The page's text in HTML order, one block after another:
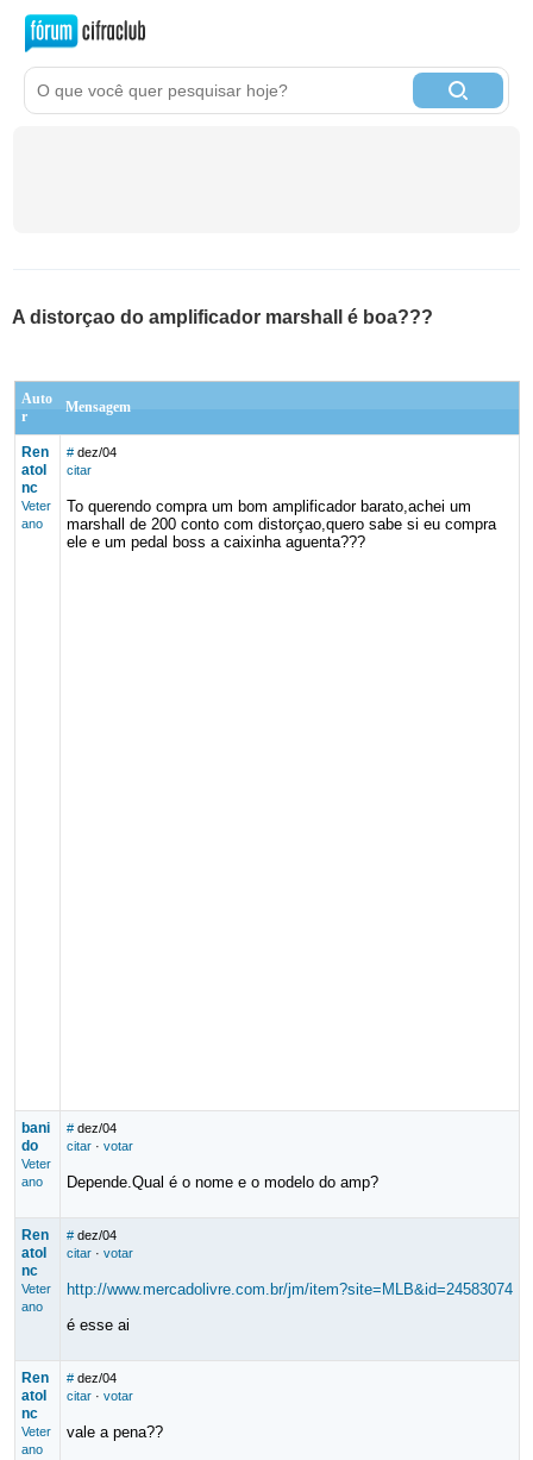
A distorçao do amplificador marshall é boa???
Auto
r
Mensagem
Ren
atoI
nc
Veter
ano
# dez/04
citar
To querendo compra um bom amplificador barato,achei um
marshall de 200 conto com distorçao,quero sabe si eu compra
ele e um pedal boss a caixinha aguenta???
bani
do
Veter
ano
# dez/04
citar· votar
Depende.Qual é o nome e o modelo do amp?
Ren
atoI
nc
Veter
ano
# dez/04
citar· votar
http://www.mercadolivre.com.br/jm/item?site=MLB&id=24583074
é esse ai
Ren
atoI
nc
Veter
ano
# dez/04
citar· votar
vale a pena??